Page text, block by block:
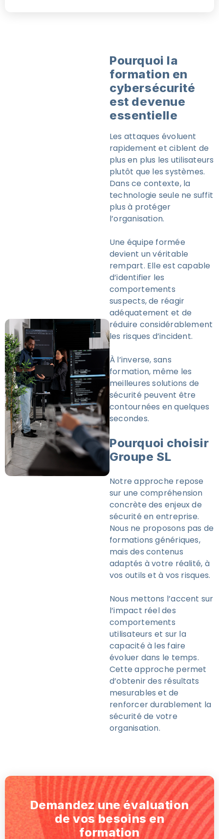
Pourquoi la
formation en
cybersécurité
est devenue
essentielle
Les attaques évoluent
rapidement et ciblent de
plus en plus les utilisateurs
plutôt que les systèmes.
Dans ce contexte, la
technologie seule ne suffit
plus à protéger
l’organisation.
Une équipe formée
devient un véritable
rempart. Elle est capable
d’identifier les
comportements
suspects, de réagir
adéquatement et de
réduire considérablement
les risques d’incident.
À l’inverse, sans
formation, même les
meilleures solutions de
sécurité peuvent être
contournées en quelques
secondes.
Pourquoi choisir
Groupe SL
Notre approche repose
sur une compréhension
concrète des enjeux de
sécurité en entreprise.
Nous ne proposons pas de
formations génériques,
mais des contenus
adaptés à votre réalité, à
vos outils et à vos risques.
Nous mettons l’accent sur
l’impact réel des
comportements
utilisateurs et sur la
capacité à les faire
évoluer dans le temps.
Cette approche permet
d’obtenir des résultats
mesurables et de
renforcer durablement la
sécurité de votre
organisation.
Demandez une évaluation
de vos besoins en
formation